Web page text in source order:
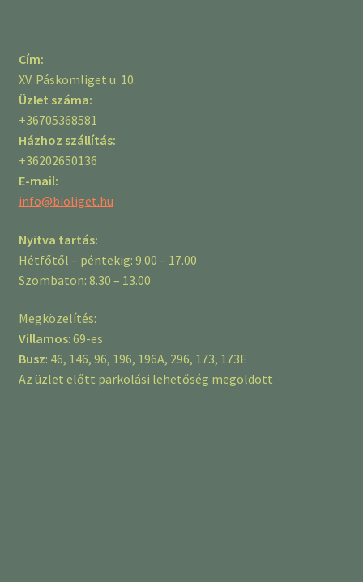
Cím:
XV. Páskomliget u. 10.
Üzlet száma:
+36705368581
Házhoz szállítás:
+36202650136
E-mail:
info@bioliget.hu
Nyitva tartás:
Hétfőtől – péntekig: 9.00 – 17.00
Szombaton: 8.30 – 13.00
Megközelítés:
Villamos: 69-es
Busz: 46, 146, 96, 196, 196A, 296, 173, 173E
Az üzlet előtt parkolási lehetőség megoldott